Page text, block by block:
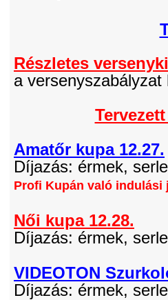
Részletes
a versenyszabályzat
Amatőr kupa 12.27.
Díjazás: érmek,
Profi Kupán való
Női kupa 12.28.
Díjazás: érmek,
VIDEOTON
Díjazás: érmek,